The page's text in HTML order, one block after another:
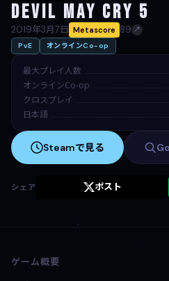
Devil May Cry 5
2019年3月7日 Metascore 89 ↗
PvE
オンラインCo-op
最大プレイ人数
オンラインCo-op
クロスプレイ
日本語
Steamで見る
シェア ポスト
ゲーム概要